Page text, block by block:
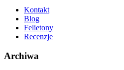
Kontakt
Blog
Felietony
Recenzje
Archiwa